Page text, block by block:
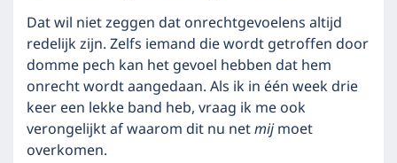
Dat wil niet zeggen dat onrechtgevoelens altijd
redelijk zijn. Zelfs iemand die wordt getroffen door
domme pech kan het gevoel hebben dat hem
onrecht wordt aangedaan. Als ik in één week drie
keer een lekke band heb, vraag ik me ook
verongelijkt af waarom dit nu netmijmoet
overkomen.